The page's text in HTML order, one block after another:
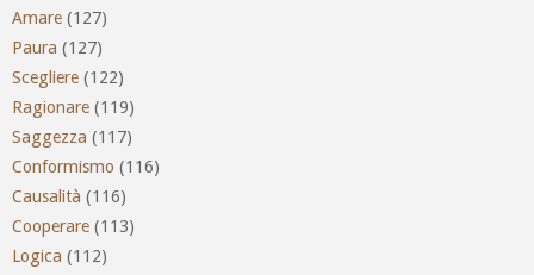
Amare (127)
Paura (127)
Scegliere (122)
Ragionare (119)
Saggezza (117)
Conformismo (116)
Causalità (116)
Cooperare (113)
Logica (112)